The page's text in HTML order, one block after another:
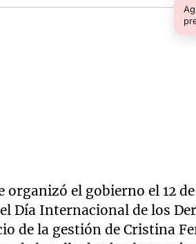
organizó el gobierno el 12
Día Internacional de los
de la gestión de Cristina